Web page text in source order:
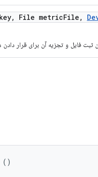
, File metricFile ,
ثبت فایل و تجزیه آن برای قرار دادن
()